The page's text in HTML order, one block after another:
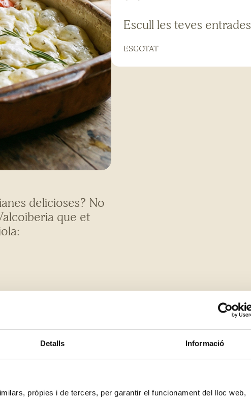
Detalls Informació
pròpies i de tercers, per garantir el funcionament del lloc web,
delicioses? No
que et
Escull les teves entrades
ESGOTAT